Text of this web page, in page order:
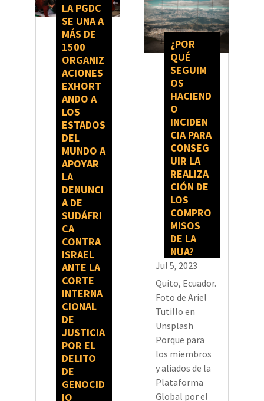
LA PGDC
SE UNA A
MÁS DE
1500
ORGANIZ
ACIONES
EXHORT
ANDO A
LOS
ESTADOS
DEL
MUNDO A
APOYAR
LA
DENUNCI
A DE
SUDÁFRI
CA
CONTRA
ISRAEL
ANTE LA
CORTE
INTERNA
CIONAL
DE
JUSTICIA
POR EL
DELITO
DE
GENOCID
IO
¿POR
QUÉ
SEGUIM
OS
HACIEND
O
INCIDEN
CIA PARA
CONSEG
UIR LA
REALIZA
CIÓN DE
LOS
COMPRO
MISOS
DE LA
NUA?
Jul 5, 2023
Quito, Ecuador.
Foto de Ariel
Tutillo en
Unsplash
Porque para
los miembros
y aliados de la
Plataforma
Global por el